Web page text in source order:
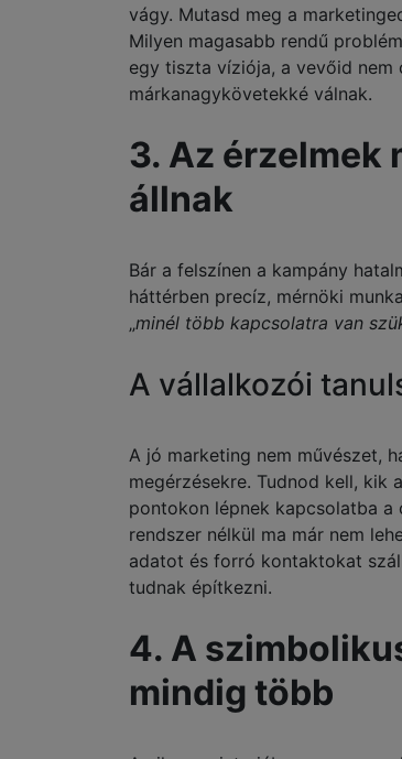
vágy. Mutasd meg a
Milyen magasabb rendű
egy tiszta víziója, a vevőid nem
márkanagykövetekké válnak.
3. Az érzelmek
állnak
Bár a felszínen a kampány
háttérben precíz, mérnöki
„minél több kapcsolatra van
A vállalkozói
A jó marketing nem művészet,
megérzésekre. Tudnod kell, kik
pontokon lépnek kapcsolatba
rendszer nélkül ma már nem
adatot és forró kontaktokat
tudnak építkezni.
4. A
mindig több